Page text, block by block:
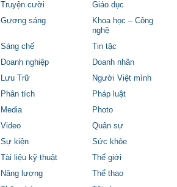
Truyện cười
Giáo dục
Gương sáng
Khoa học – Công
nghệ
Sáng chế
Tin tặc
Doanh nghiệp
Doanh nhân
Lưu Trữ
Người Việt mình
Phân tích
Pháp luật
Media
Photo
Video
Quân sự
Sự kiện
Sức khỏe
Tài liệu kỹ thuật
Thế giới
Năng lượng
Thể thao